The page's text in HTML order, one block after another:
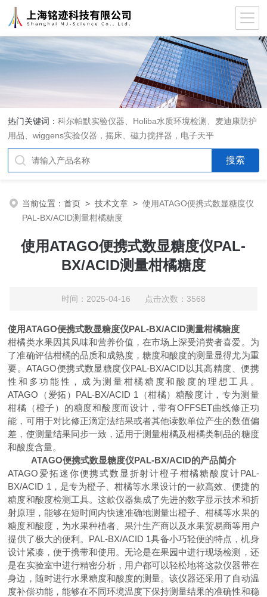
热门关键词：科尔帕默实验仪器、Holiba水质环境检测、麦迪康防护
用品、wiggens实验仪器，摇床、磁力搅拌器，电子天平
当前位置：首页 >技术文章 >使用ATAGO便携式数显糖度仪
PAL-BX/ACID测量柑橘糖度
使用ATAGO便携式数显糖度仪PAL-
BX/ACID测量柑橘糖度
时间：2025-04-16 点击次数：3568
使用ATAGO便携式数显糖度仪PAL-BX/ACID测量柑橘糖度
柑橘类水果因其风味和营养价值，在市场上深受消费者喜爱。为
了准确评估柑橘的品质和成熟度，糖度和酸度的测量显得尤为重
要。ATAGO便携式数显糖度仪PAL-BX/ACID以其高精度、便携
性和多功能性，成为测量柑橘糖度和酸度的理想工具。
ATAGO（爱拓）PAL-BX/ACID 1（柑橘）糖酸度计，专为测量
柑橘（橙子）的糖度和酸度而设计，带有OFFSET曲线修正功
能，可用于对比修正滴定法结果或者其他读数单位产生的数值偏
差，使测量结果同步一致，适用于测量柑橘及柑橘类制品的糖度
和酸度含量。
ATAGO便携式数显糖度仪PAL-BX/ACID的产品简介
ATAGO爱拓迷你便携式数显折射计橙子柑橘糖酸度计PAL-
BX/ACID 1，是专为橙子、柑橘等水果设计的一款高效、便捷的
糖度和酸度检测工具。这款仪器集成了先进的数字显示技术和折
射原理，能够在短时间内快速准确地测量出橙子、柑橘等水果的
糖度和酸度，为水果种植者、果汁生产商以及水果贸易商等用户
提供了极大的便利。PAL-BX/ACID 1具备小巧轻便的特点，机身
设计紧凑，便于携带和使用。无论是在果园中进行现场检测，还
是在实验室中进行精密分析，用户都可以轻松地将这款仪器带在
身边，随时进行水果糖度和酸度的测量。该仪器还采用了自动温
度补偿功能，能够在不同环境温度下保持测量结果的准确性和稳